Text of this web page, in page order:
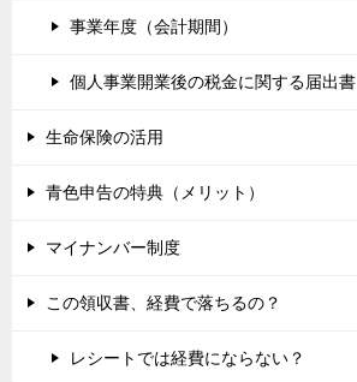
事業年度（会計期間）
個人事業開業後の税金に関する届出書
生命保険の活用
青色申告の特典（メリット）
マイナンバー制度
この領収書、経費で落ちるの？
レシートでは経費にならない？